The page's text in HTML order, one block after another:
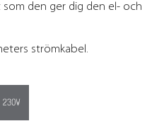
den ger dig den el- och
strömkabel.